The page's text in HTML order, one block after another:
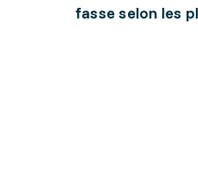
fasse selon les